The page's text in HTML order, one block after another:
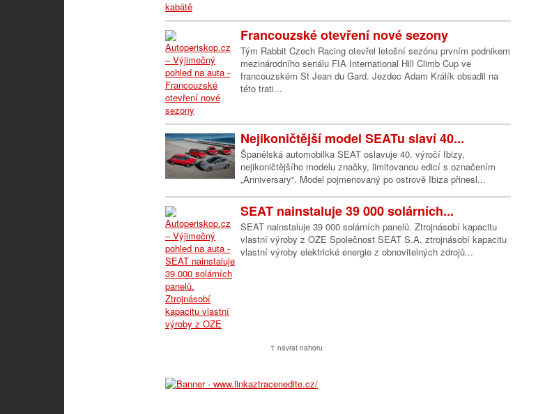
Francouzské otevření nové sezony
Tým Rabbit Czech Racing otevřel letošní sezónu prvním podnikem
mezinárodního seriálu FIA International Hill Climb Cup ve
francouzském St Jean du Gard. Jezdec Adam Králík obsadil na
této trati...
Nejikoničtější model SEATu slaví 40...
Španělská automobilka SEAT oslavuje 40. výročí Ibizy,
nejikoničtějšího modelu značky, limitovanou edicí s označením
„Anniversary“. Model pojmenovaný po ostrově Ibiza přinesl...
SEAT nainstaluje 39 000 solárních...
SEAT nainstaluje 39 000 solárních panelů. Ztrojnásobí kapacitu
vlastní výroby z OZE Společnost SEAT S.A. ztrojnásobí kapacitu
vlastní výroby elektrické energie z obnovitelných zdrojů...
↑ návrat nahoru